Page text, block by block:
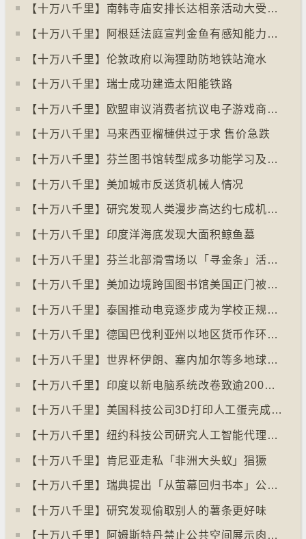
【十万八千里】南韩寺庙安排长达相亲活动大受欢迎
【十万八千里】阿根廷法庭宣判金鱼有感知能力须从寿司店移走
【十万八千里】伦敦政府以海狸助防地铁站淹水
【十万八千里】瑞士成功建造太阳能铁路
【十万八千里】欧盟审议消费者抗议电子游戏商关闭伺服器
【十万八千里】马来西亚榴槤供过于求 售价急跌
【十万八千里】芬兰图书馆转型成多功能学习及娱乐中心
【十万八千里】美加城市反送货机械人情况
【十万八千里】研究发现人类漫步高达约七成机率「逆时针」行走
【十万八千里】印度洋海底发现大面积鲸鱼墓
【十万八千里】芬兰北部滑雪场以「寻金条」活动吸引游客
【十万八千里】美加边境跨国图书馆美国正门被禁另开「加拿大」门
【十万八千里】泰国推动电竞逐步成为学校正规课程
【十万八千里】德国巴伐利亚州以地区货币作环保金融工具
【十万八千里】世界杯伊朗、塞内加尔等多地球迷入境美国极有可能被拒绝入境
【十万八千里】印度以新电脑系统改卷致逾200万考生成绩或有出错
【十万八千里】美国科技公司3D打印人工蛋壳成功孵化小鸡
【十万八千里】纽约科技公司研究人工智能代理失控情况
【十万八千里】肯尼亚走私「非洲大头蚁」猖獗
【十万八千里】瑞典提出「从萤幕回归书本」公帑购买实体书
【十万八千里】研究发现偷取别人的薯条更好味
【十万八千里】阿姆斯特丹禁止公共空间展示肉类和化石燃料广告已促进碳中和